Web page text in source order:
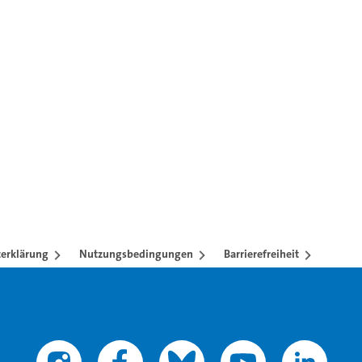
mit TAB-Taste.
Nutzungsbedingungen Barrierefreiheit